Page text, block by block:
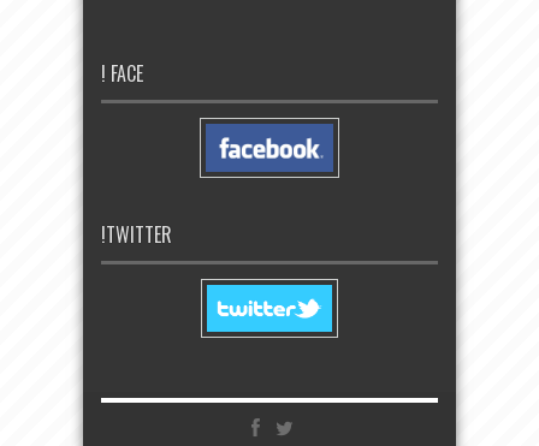
! FACE
!TWITTER